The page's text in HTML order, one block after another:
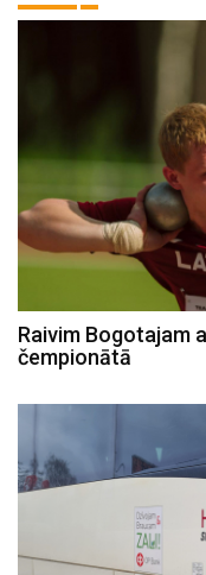
Raivim Bogotajam
čempionātā